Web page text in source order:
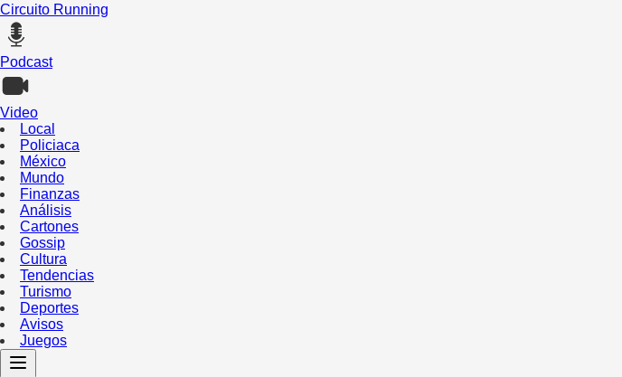
Circuito Running
Podcast
Video
Local
Policiaca
México
Mundo
Finanzas
Análisis
Cartones
Gossip
Cultura
Tendencias
Turismo
Deportes
Avisos
Juegos